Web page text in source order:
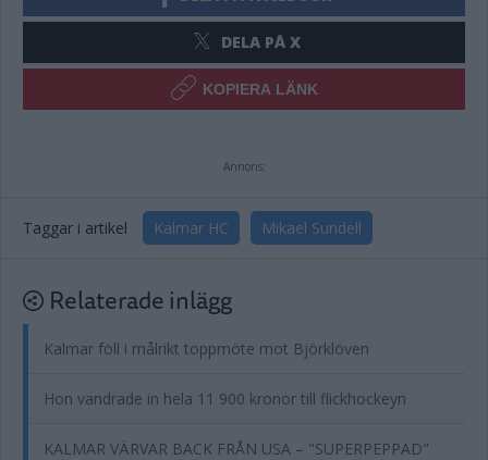
DELA PÅ X
KOPIERA LÄNK
Annons:
Taggar i artikel Kalmar HC Mikael Sundell
Relaterade inlägg
Kalmar föll i målrikt toppmöte mot Björklöven
Hon vandrade in hela 11 900 kronor till flickhockeyn
KALMAR VÄRVAR BACK FRÅN USA – "SUPERPEPPAD"